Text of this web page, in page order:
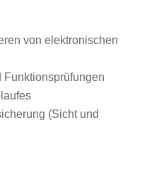
von elektronischen
Funktionsprüfungen
(Sicht und